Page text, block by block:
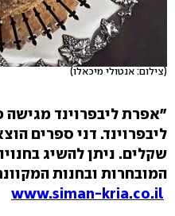
(צילום: אנטולי מיכאלו)
"אפרת ליבפרוינד
שקלים. ניתן להשיג
המובחרות ובחנות
www.siman-kria.co.il